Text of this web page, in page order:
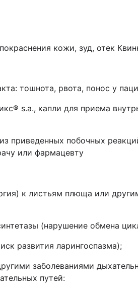
кожи, зуд, отек
тошнота, рвота, понос у
s.a., капли для приема
приведенных побочных
или фармацевту
к листьям плюща или
(нарушение обмена
развития ларингоспазма);
заболеваниями
путей: